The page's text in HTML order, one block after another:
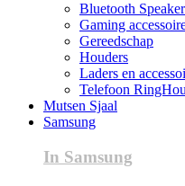
Bluetooth Speaker
Gaming
Gereedschap
Houders
Laders en
Telefoon
Mutsen Sjaal
Samsung
In Samsung